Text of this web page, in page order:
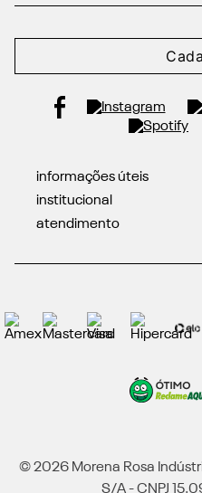
informações úteis
institucional
atendimento
© 2026 Morena Rosa
S/A - CNPJ